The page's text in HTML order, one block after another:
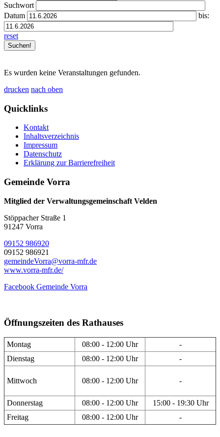
Suchwort
Datum
bis:
reset
Es wurden keine Veranstaltungen gefunden.
drucken nach oben
Quicklinks
Kontakt
Inhaltsverzeichnis
Impressum
Datenschutz
Erklärung zur Barrierefreiheit
Gemeinde Vorra
Mitglied der Verwaltungsgemeinschaft Velden
Stöppacher Straße 1
91247 Vorra
09152 986920
09152 986921
gemeindeVorra@vorra-mfr.de
www.vorra-mfr.de/
Facebook Gemeinde Vorra
Öffnungszeiten des Rathauses
Montag 08:00 - 12:00 Uhr
-
Dienstag
08:00 - 12:00 Uhr -
Mittwoch 08:00 - 12:00 Uhr -
Donnerstag 08:00 - 12:00 Uhr
15:00 - 19:30 Uhr
Freitag
08:00 - 12:00 Uhr -